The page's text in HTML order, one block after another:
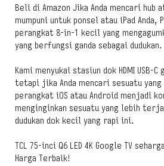
Beli di Amazon Jika Anda mencari hub
mumpuni untuk ponsel atau iPad
perangkat 8-in-1 kecil yang
yang berfungsi ganda sebagai dudukan.
Kami menyukai stasiun dok HDMI USB-
tetapi jika Anda mencari sesuatu yang
perangkat iOS atau Android menjadi
menginginkan sesuatu yang lebih
dudukan dok kecil yang rapi ini.
TCL 75-inci Q6 LED 4K Google TV
Harga Terbaik!